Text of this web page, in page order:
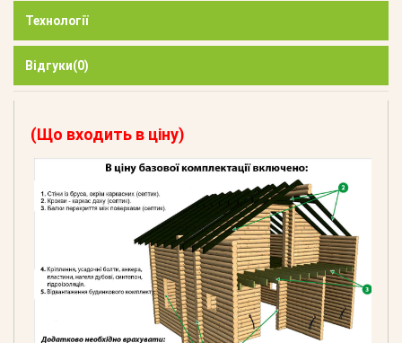
Технології
Відгуки(0)
(Що входить в ціну)